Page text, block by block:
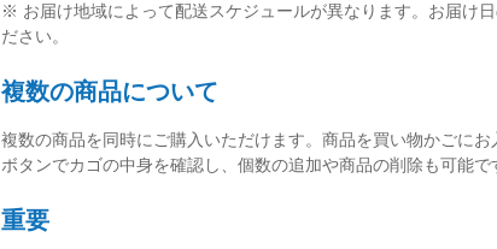
※ お届け地域によって配送スケジュールが異なります。お届け
ださい。
複数の商品について
複数の商品を同時にご購入いただけます。商品を買い物かごにお
ボタンでカゴの中身を確認し、個数の追加や商品の削除も可能で
重要